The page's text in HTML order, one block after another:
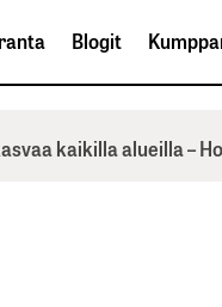
Blogit
kaikilla alueilla –